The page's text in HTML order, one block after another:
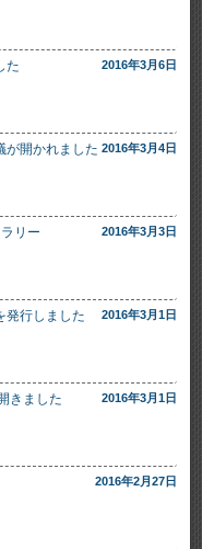
た 2016年3月6日
が開かれました 2016年3月4日
リー 2016年3月3日
発行しました 2016年3月1日
きました 2016年3月1日
2016年2月27日